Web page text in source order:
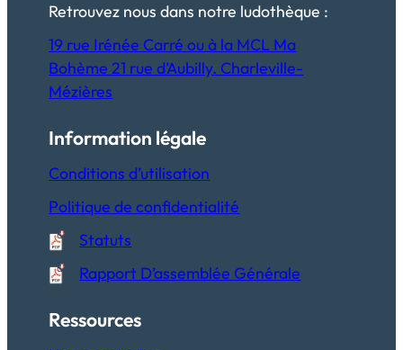
Retrouvez nous dans notre ludothèque :
19 rue Irénée Carré ou à la MCL Ma
Bohème 21 rue d’Aubilly. Charleville-
Mézières
Information légale
Conditions d’utilisation
Politique de confidentialité
Statuts
Rapport D’assemblée Générale
Ressources